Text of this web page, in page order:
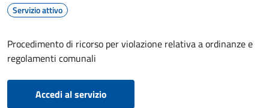
Servizio attivo
Procedimento di ricorso per violazione relativa a ordinanze e
regolamenti comunali
Accedi al servizio